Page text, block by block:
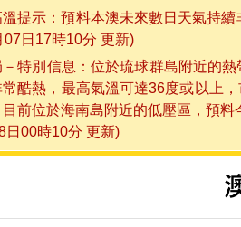
提示：預料本澳未來數日天氣持
07日17時10分 更新)
特別信息：位於琉球群島附近的
常酷熱，最高氣溫可達36度或以上
目前位於海南島附近的低壓區，預
日00時10分 更新)